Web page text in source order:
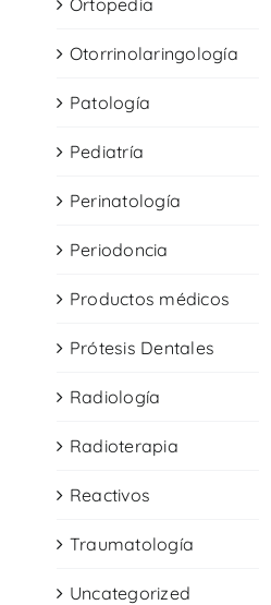
Otorrinolaringología
Patología
Pediatría
Perinatología
Periodoncia
Productos médicos
Prótesis Dentales
Radiología
Radioterapia
Reactivos
Traumatología
Uncategorized